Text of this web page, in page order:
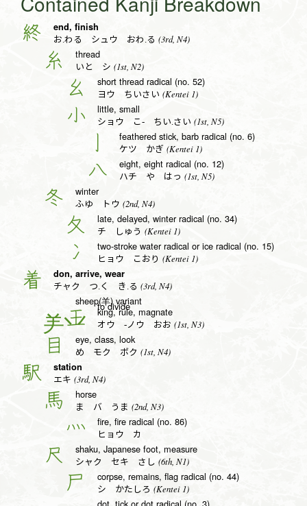
終 end, finish
お.わる シュウ おわ.る (3rd, N4)
糸 thread
いと シ (1st, N2)
幺 short thread radical (no. 52)
ヨウ ちいさい (Kentei 1)
小 little, small
ショウ こ- ちい.さい (1st, N5)
亅 feathered stick, barb radical (no. 6)
ケツ かぎ (Kentei 1)
八 eight, eight radical (no. 12)
ハチ や はっ (1st, N5)
冬 winter
ふゆ トウ (2nd, N4)
夂 late, delayed, winter radical (no. 34)
チ しゅう (Kentei 1)
冫 two-stroke water radical or ice radical (no. 15)
ヒョウ こおり (Kentei 1)
着 don, arrive, wear
チャク つ.く き.る (3rd, N4)
sheep(羊) variant
to divide
王 king, rule, magnate
オウ -ノウ おお (1st, N3)
目 eye, class, look
め モク ボク (1st, N4)
駅 station
エキ (3rd, N4)
馬 horse
ま バ うま (2nd, N3)
灬 fire, fire radical (no. 86)
ヒョウ カ
尺 shaku, Japanese foot, measure
シャク セキ さし (6th, N1)
尸 corpse, remains, flag radical (no. 44)
シ かたしろ (Kentei 1)